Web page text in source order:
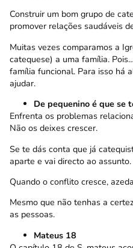
Construir um bom grupo de
promover relações saudáveis
Muitas vezes comparamos a
catequese) a uma família.
família funcional. Para isso há
ajudar.
De pequenino é que se
Enfrenta os problemas
Não os deixes crescer.
Se te dás conta que já
aparte e vai directo ao assunto.
Quando o conflito cresce,
Mesmo que não tenhas a
as pessoas.
Mateus 18